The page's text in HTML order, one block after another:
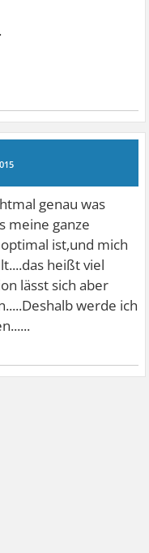
genau was
meine ganze
ist,und mich
heißt viel
lässt sich aber
werde ich